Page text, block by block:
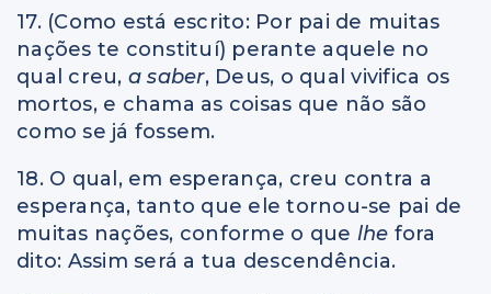
17. (Como está escrito: Por pai de muitas
nações te constituí) perante aquele no
qual creu, a saber, Deus, o qual vivifica os
mortos, e chama as coisas que não são
como se já fossem.
18. O qual, em esperança, creu contra a
esperança, tanto que ele tornou-se pai de
muitas nações, conforme o que lhe fora
dito: Assim será a tua descendência.